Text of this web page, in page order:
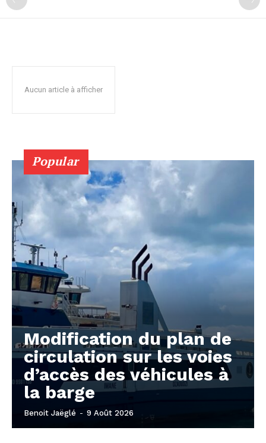
Aucun article à afficher
Popular
Modification du plan de
circulation sur les voies
d’accès des véhicules à
la barge
Benoit Jaëglé - 9 Août 2026